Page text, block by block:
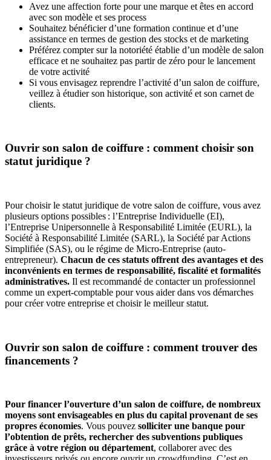
Avez une affection forte pour une marque et êtes en accord
avec son modèle et ses process
Souhaitez bénéficier d’une formation continue et d’une
assistance en termes de gestion des stocks et de marketing
Préférez compter sur la notoriété établie d’un modèle de salon
efficace et ne souhaitez pas partir de zéro pour le lancement
de votre activité
Si vous envisagez reprendre l’activité d’un salon de coiffure,
veillez à étudier son historique, son activité et son carnet de
clients.
Ouvrir son salon de coiffure : comment choisir son
statut juridique ?
Pour choisir le statut juridique de votre salon de coiffure, vous avez
plusieurs options possibles : l’Entreprise Individuelle (EI),
l’Entreprise Unipersonnelle à Responsabilité Limitée (EURL), la
Société à Responsabilité Limitée (SARL), la Société par Actions
Simplifiée (SAS), ou le régime de Micro-Entreprise (auto-
entrepreneur). Chacun de ces statuts offrent des avantages et des
inconvénients en termes de responsabilité, fiscalité et formalités
administratives. Il est recommandé de contacter un professionnel
comme un expert-comptable pour vous aider dans vos démarches
pour créer votre entreprise et choisir le meilleur statut.
Ouvrir son salon de coiffure : comment trouver des
financements ?
Pour financer l’ouverture d’un salon de coiffure, de nombreux
moyens sont envisageables en plus du capital provenant de ses
propres économies. Vous pouvez solliciter une banque pour
l’obtention de prêts, rechercher des subventions publiques
grâce à votre région ou département, collaborer avec des